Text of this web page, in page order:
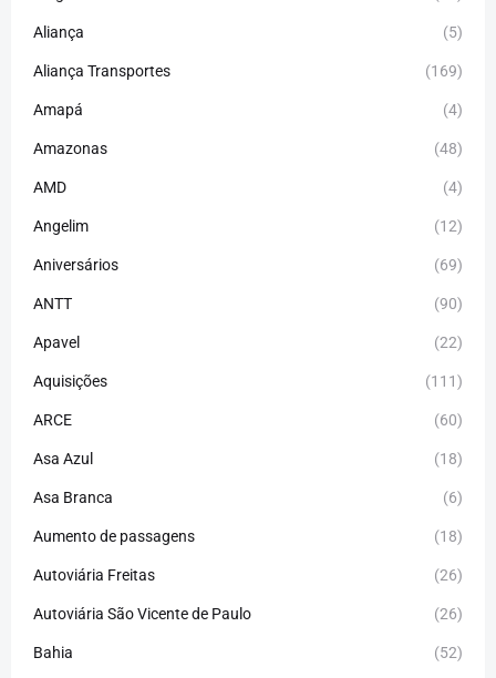
Aliança (5)
Aliança Transportes (169)
Amapá (4)
Amazonas (48)
AMD (4)
Angelim (12)
Aniversários (69)
ANTT (90)
Apavel (22)
Aquisições (111)
ARCE (60)
Asa Azul (18)
Asa Branca (6)
Aumento de passagens (18)
Autoviária Freitas (26)
Autoviária São Vicente de Paulo (26)
Bahia (52)